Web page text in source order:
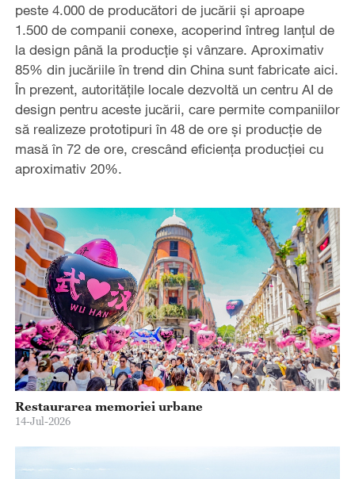
peste 4.000 de producători de jucării și aproape
1.500 de companii conexe, acoperind întreg lanțul de
la design până la producție și vânzare. Aproximativ
85% din jucăriile în trend din China sunt fabricate aici.
În prezent, autoritățile locale dezvoltă un centru AI de
design pentru aceste jucării, care permite companiilor
să realizeze prototipuri în 48 de ore și producție de
masă în 72 de ore, crescând eficiența producției cu
aproximativ 20%.
Restaurarea memoriei urbane
14-Jul-2026